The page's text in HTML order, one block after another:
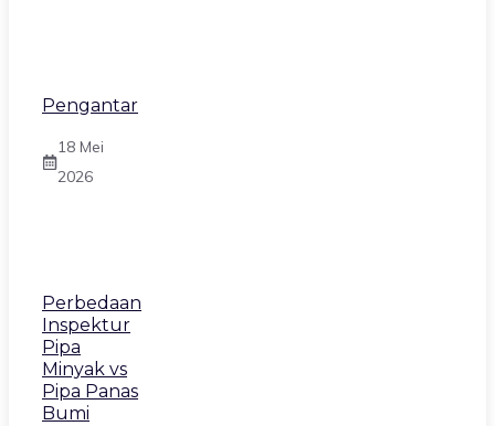
Pengantar
18 Mei
2026
Perbedaan
Inspektur
Pipa
Minyak vs
Pipa Panas
Bumi